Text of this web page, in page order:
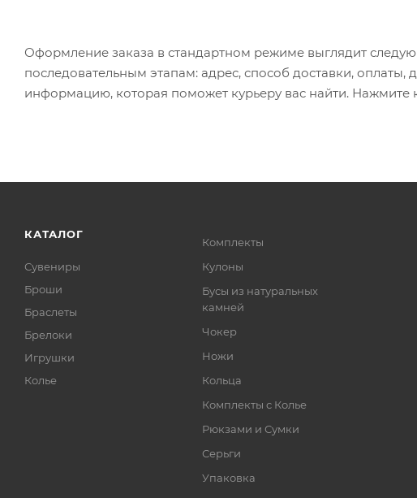
Оформление заказа в стандартном режиме выглядит
последовательным этапам: адрес, способ доставки,
информацию, которая поможет курьеру вас найти. Нажмите
КАТАЛОГ
Сувениры
Броши
Браслеты
Брелоки
Игрушки
Колье
Комплекты
Кулоны
Бусы из натуральных
камней
Чокер
Ножи
Кольца
Комплекты с Колье
Рюкзами и Сумки
Серьги
Упаковка